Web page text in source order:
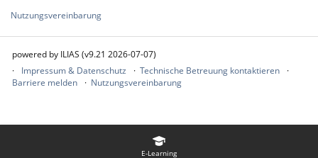
E-Learning
Nutzungsvereinbarung
powered by ILIAS (v9.21 2026-07-07)
Impressum & Datenschutz
Technische Betreuung kontaktieren
Barriere melden
Nutzungsvereinbarung